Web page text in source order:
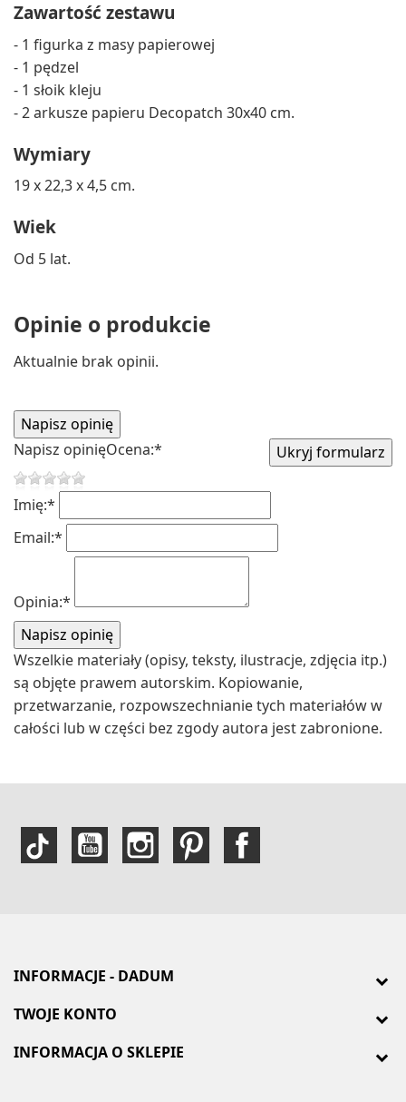
Zawartość zestawu
- 1 figurka z masy papierowej
- 1 pędzel
- 1 słoik kleju
- 2 arkusze papieru Decopatch 30x40 cm.
Wymiary
19 x 22,3 x 4,5 cm.
Wiek
Od 5 lat.
Opinie o produkcie
Aktualnie brak opinii.
Napisz opinięOcena:*
Imię:*
Email:*
Opinia:*
Wszelkie materiały (opisy, teksty, ilustracje, zdjęcia itp.)
są objęte prawem autorskim. Kopiowanie,
przetwarzanie, rozpowszechnianie tych materiałów w
całości lub w części bez zgody autora jest zabronione.
INFORMACJE - DADUM
TWOJE KONTO
INFORMACJA O SKLEPIE